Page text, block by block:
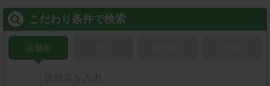
こだわり条件で検索
店舗名